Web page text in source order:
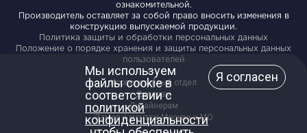
Мы используем
файлы cookie в
соответствии с
политикой
конфиденциальности
Я согласен
ознакомительной.
Производитель оставляет за собой право вносить изменения в
конструкцию выпускаемой продукции.
Политика защиты и обработки персональных данных
Положение о порядке хранения и защиты персональных данных
пользователей
Корпоративный отдел
Дилерам
Дизайнерам
Замер и монтаж Москва и МО